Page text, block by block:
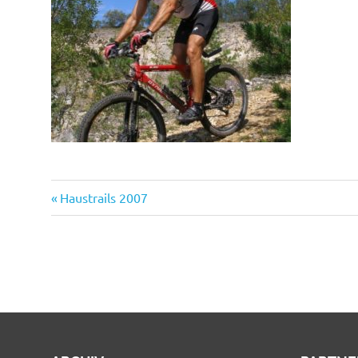
Beitragsnavigation
Vorheriger
Beitrag:
Haustrails 2007